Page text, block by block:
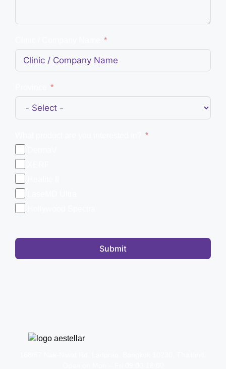
Submit